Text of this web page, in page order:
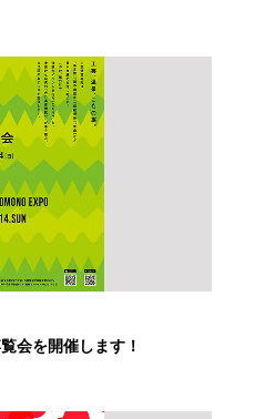
会を開催します！